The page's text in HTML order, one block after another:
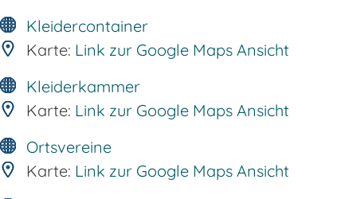
Kleidercontainer
Karte: Link zur Google Maps Ansicht
Kleiderkammer
Karte: Link zur Google Maps Ansicht
Ortsvereine
Karte: Link zur Google Maps Ansicht